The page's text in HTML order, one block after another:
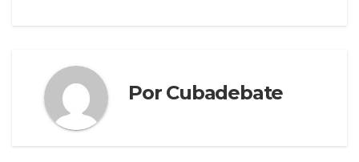
Por Cubadebate